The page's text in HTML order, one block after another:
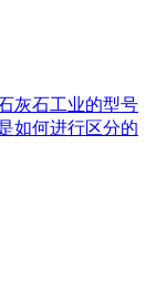
灰石工业的型号
如何进行区分的